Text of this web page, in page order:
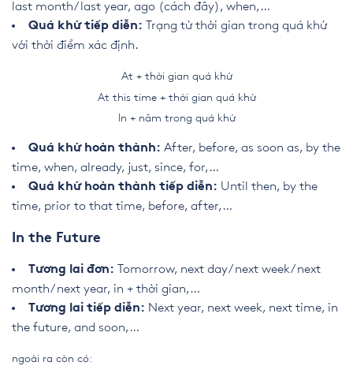
last month/ last year, ago (cách đây), when,…
Quá khứ tiếp diễn: Trạng từ thời gian trong quá khứ
với thời điểm xác định.
At + thời gian quá khứ
At this time + thời gian quá khứ
In + năm trong quá khứ
Quá khứ hoàn thành: After, before, as soon as, by the
time, when, already, just, since, for,…
Quá khứ hoàn thành tiếp diễn: Until then, by the
time, prior to that time, before, after,…
In the Future
Tương lai đơn: Tomorrow, next day/ next week/ next
month/ next year, in + thời gian,…
Tương lai tiếp diễn: Next year, next week, next time, in
the future, and soon,…
ngoài ra còn có: